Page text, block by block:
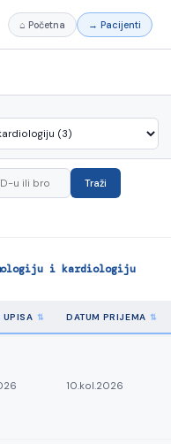
⌂ Početna → Pacijenti
Traži
i kardiologiju
UPISA DATUM PRIJEMA
10.kol.2026